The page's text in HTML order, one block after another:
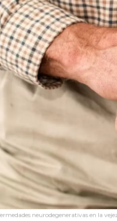
neurodegenerativas en la